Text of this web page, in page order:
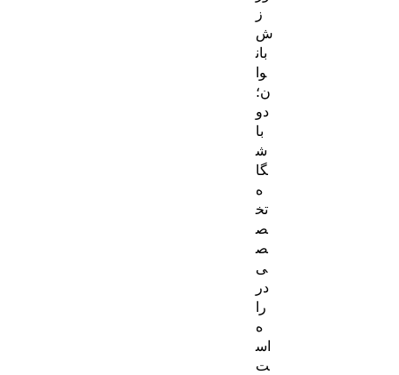
ز
ش
بان
وا
ن؛
دو
با
ش
گا
ه
تخ
ص
ص
ی
در
را
ه
اس
ت